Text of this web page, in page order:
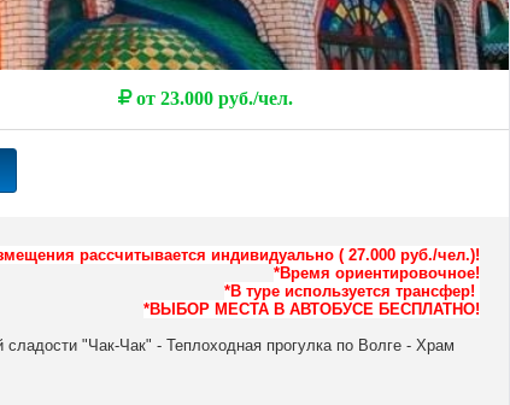
от 23.000 руб./чел.
рассчитывается индивидуально ( 27.000 руб./чел.)!
*Время ориентировочное!
*В туре используется трансфер!
*ВЫБОР МЕСТА В АВТОБУСЕ БЕСПЛАТНО!
"Чак-Чак" - Теплоходная прогулка по Волге - Храм